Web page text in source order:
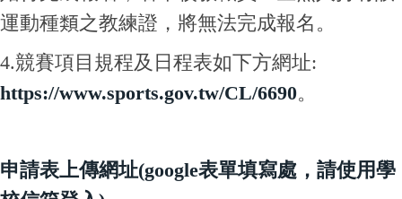
運動種類之教練證，將無法完成報名。
4.競賽項目規程及日程表如下方網址:
https://www.sports.gov.tw/CL/6690。
申請表上傳網址(google表單填寫處，請使用學